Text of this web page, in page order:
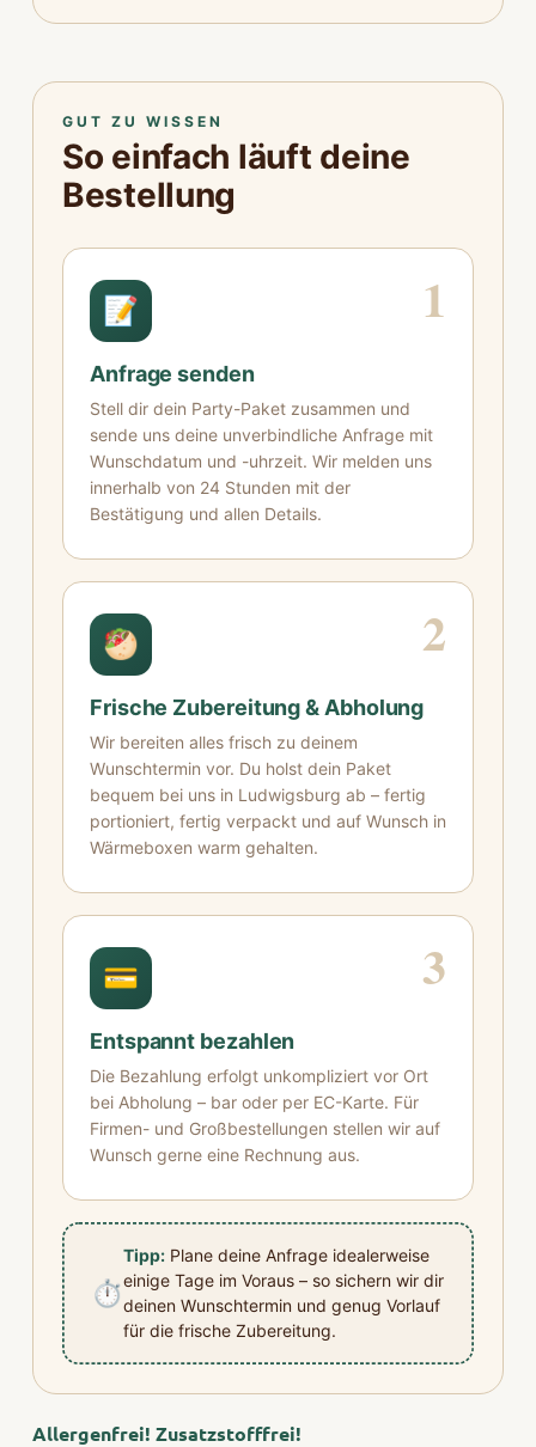
GUT ZU WISSEN
So einfach läuft deine
Bestellung
1
📝
Anfrage senden
Stell dir dein Party-Paket zusammen und
sende uns deine unverbindliche Anfrage mit
Wunschdatum und -uhrzeit. Wir melden uns
innerhalb von 24 Stunden mit der
Bestätigung und allen Details.
2
🥙
Frische Zubereitung & Abholung
Wir bereiten alles frisch zu deinem
Wunschtermin vor. Du holst dein Paket
bequem bei uns in Ludwigsburg ab – fertig
portioniert, fertig verpackt und auf Wunsch in
Wärmeboxen warm gehalten.
3
💳
Entspannt bezahlen
Die Bezahlung erfolgt unkompliziert vor Ort
bei Abholung – bar oder per EC-Karte. Für
Firmen- und Großbestellungen stellen wir auf
Wunsch gerne eine Rechnung aus.
⏱️
Tipp:Plane deine Anfrage idealerweise
einige Tage im Voraus – so sichern wir dir
deinen Wunschtermin und genug Vorlauf
für die frische Zubereitung.
Allergenfrei! Zusatzstofffrei!